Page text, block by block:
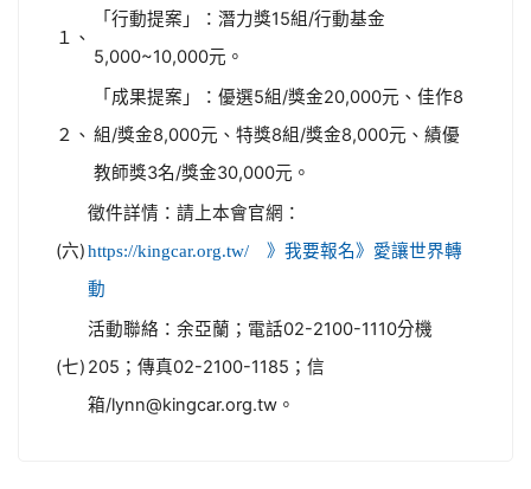
１、
「行動提案」：潛力獎15組/行動基金
5,000~10,000元。
２、
「成果提案」：優選5組/獎金20,000元、佳作8
組/獎金8,000元、特獎8組/獎金8,000元、績優
教師獎3名/獎金30,000元。
(六)
徵件詳情：請上本會官網：
https://kingcar.org.tw/ 》我要報名》愛讓世界轉
動
(七)
活動聯絡：余亞蘭；電話02-2100-1110分機
205；傳真02-2100-1185；信
箱/lynn@kingcar.org.tw。